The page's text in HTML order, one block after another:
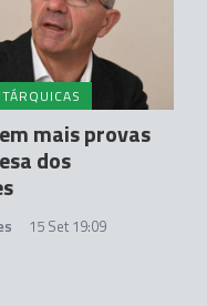
mais provas
dos
15 Set 19:09